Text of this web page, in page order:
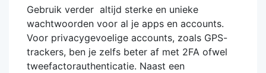
Gebruik verder altijd sterke en unieke
wachtwoorden voor al je apps en accounts.
Voor privacygevoelige accounts, zoals GPS-
trackers, ben je zelfs beter af met 2FA ofwel
tweefactorauthenticatie. Naast een